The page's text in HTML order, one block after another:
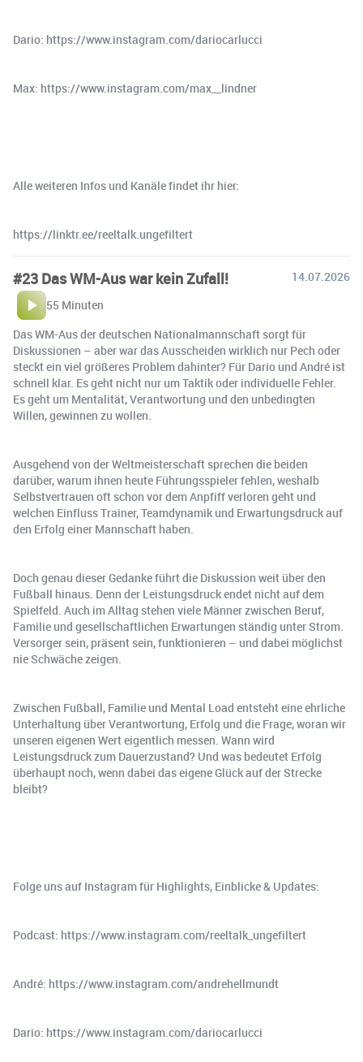
Dario: https://www.instagram.com/dariocarlucci
Max: https://www.instagram.com/max__lindner
Alle weiteren Infos und Kanäle findet ihr hier:
https://linktr.ee/reeltalk.ungefiltert
#23 Das WM-Aus war kein Zufall!
14.07.2026
55 Minuten
Das WM-Aus der deutschen Nationalmannschaft sorgt für
Diskussionen – aber war das Ausscheiden wirklich nur Pech oder
steckt ein viel größeres Problem dahinter? Für Dario und André ist
schnell klar. Es geht nicht nur um Taktik oder individuelle Fehler.
Es geht um Mentalität, Verantwortung und den unbedingten
Willen, gewinnen zu wollen.
Ausgehend von der Weltmeisterschaft sprechen die beiden
darüber, warum ihnen heute Führungsspieler fehlen, weshalb
Selbstvertrauen oft schon vor dem Anpfiff verloren geht und
welchen Einfluss Trainer, Teamdynamik und Erwartungsdruck auf
den Erfolg einer Mannschaft haben.
Doch genau dieser Gedanke führt die Diskussion weit über den
Fußball hinaus. Denn der Leistungsdruck endet nicht auf dem
Spielfeld. Auch im Alltag stehen viele Männer zwischen Beruf,
Familie und gesellschaftlichen Erwartungen ständig unter Strom.
Versorger sein, präsent sein, funktionieren – und dabei möglichst
nie Schwäche zeigen.
Zwischen Fußball, Familie und Mental Load entsteht eine ehrliche
Unterhaltung über Verantwortung, Erfolg und die Frage, woran wir
unseren eigenen Wert eigentlich messen. Wann wird
Leistungsdruck zum Dauerzustand? Und was bedeutet Erfolg
überhaupt noch, wenn dabei das eigene Glück auf der Strecke
bleibt?
Folge uns auf Instagram für Highlights, Einblicke & Updates:
Podcast: https://www.instagram.com/reeltalk_ungefiltert
André: https://www.instagram.com/andrehellmundt
Dario: https://www.instagram.com/dariocarlucci